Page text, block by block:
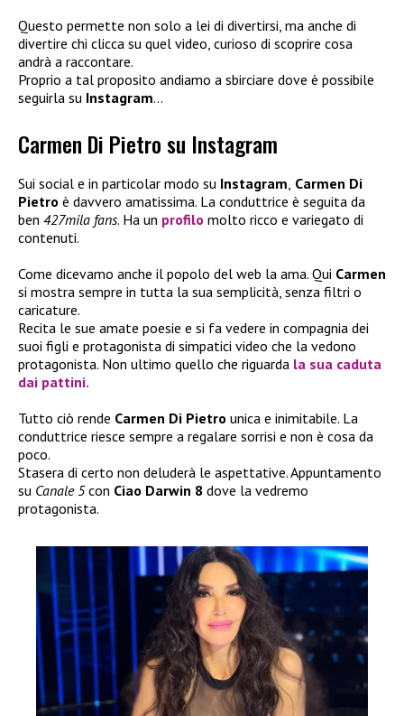
Questo permette non solo a lei di divertirsi, ma anche di
divertire chi clicca su quel video, curioso di scoprire cosa
andrà a raccontare.
Proprio a tal proposito andiamo a sbirciare dove è possibile
seguirla su Instagram…
Carmen Di Pietro su Instagram
Sui social e in particolar modo su Instagram Carmen Di
Pietro è davvero amatissima. La conduttrice è seguita da
ben 427mila fans. Ha un profilo molto ricco e variegato di
contenuti.
Come dicevamo anche il popolo del web la ama. Qui Carmen
si mostra sempre in tutta la sua semplicità, senza filtri o
caricature.
Recita le sue amate poesie e si fa vedere in compagnia dei
suoi figli e protagonista di simpatici video che la vedono
protagonista. Non ultimo quello che riguarda la sua caduta
dai pattini.
Tutto ciò rende Carmen Di Pietro unica e inimitabile. La
conduttrice riesce sempre a regalare sorrisi e non è cosa da
poco.
Stasera di certo non deluderà le aspettative. Appuntamento
su Canale 5con Ciao Darwin 8 dove la vedremo
protagonista.